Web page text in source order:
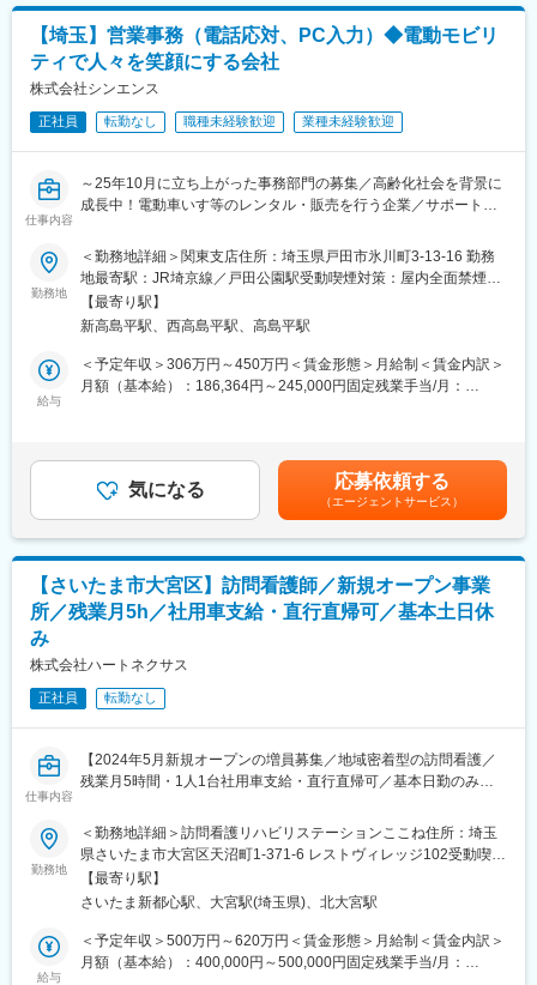
東京海上日動ベターライフサービスは、「東京海上グループの総
合介護事業会社」として設立されました。在宅介護サービス・サ
ービス付き高齢者向け住宅の運営、介護付有料老人ホームの企
画・販売・運営、法人・企業向けソリューションサービスの提供
をメインで展開しております。
変更の範囲：会社の定める業務
・広告効果の数値測定、反響シートや顧客名簿等のデータを用い
たPDCA実行
・カスタマーサポート部門と連携した問合せ数や入居契約率の分
析、改善提案
■組織構成
ら広告物の制作やWebディレクションを行っております。
OJTや社内外研修を通じて最新トレンドや業界知識の習得が可
能。未経験分野もフォロー体制あり。
■就業環境
土日祝休み・年間休日124日。
福利厚生も充実しています。
実績に応じてリーダーやマネージャー、経営企画職等へのキャリ
アアップが可能です。
今後のマーケティング戦略課をリードしていただける方を求めて
います。
■弊社について
学研ホールディングス傘下企業としての安定感！
で、2030年以降も積極投資を継続！
新しい価値創造を目指す企業です。
変更の範囲：会社の定める業務
【埼玉】営業事務（電話応対、PC入力）◆電動モビリ
ティで人々を笑顔にする会社
株式会社シンエンス
正社員 転勤なし 職種未経験歓迎 業種未経験歓迎
仕事内容
～25年10月に立ち上がった事務部門の募集／高齢化社会を背景に
成長中！電動車いす等のレンタル・販売を行う企業／サポート業
■業務内容：
電話応対・パソコン入力・請求管理・訪問日程調整といった事務
業務を行っていただきます。
■業務詳細：
・電話応対 （法人8割、個人2割）
※お相手は福祉用具取扱企業様がほとんどです。個人のお客様は当
・PCへのデータ入力（顧客管理ソフト使用）
・受発注業務
・得意先に対する請求管理
行っています。
■中途入社でご活躍されている方：
を活かし未経験からご活躍いただいている方が多くいます。
・旅行会社窓口業務
■当社の特徴・魅力 ：
業界でも珍しい、シニアカー、電動車いすを専門的に扱う企業と
して高い信頼を得ています。
その理由としては以下のような点が挙げられます。
・レンタル導入時のていないな安全運転指導
・専門スタッフによる上質な商品メンテナンス技術
勤務地
＜勤務地詳細＞関東支店住所：埼玉県戸田市氷川町3-13-16 勤務
地最寄駅：JR埼京線／戸田公園駅受動喫煙対策：屋内全面禁煙変
更の範囲：会社の定める事業所
【最寄り駅】
新高島平駅、西高島平駅、高島平駅
給与
＜予定年収＞306万円～450万円＜賃金形態＞月給制＜賃金内訳＞
月額（基本給）：186,364円～245,000円固定残業手当/月：
やスキルを考慮の上、当社規定により決定いたします。■昇給：年
1回■賞与：年2回■モデル年収：年収390万円／30歳主任／経験4
年年収320万円／24歳／経験1年賃金はあくまでも目安の金額であ
り、選考を通じて上下する可能性があります。月給(月額)は固定手
当を含めた表記です。
気になる 応募依頼する
（エージェントサービス）
【さいたま市大宮区】訪問看護師／新規オープン事業
所／残業月5h／社用車支給・直行直帰可／基本土日休
み
株式会社ハートネクサス
正社員 転勤なし
仕事内容
【2024年5月新規オープンの増員募集／地域密着型の訪問看護／
残業月5時間・1人1台社用車支給・直行直帰可／基本日勤のみ／
■業務概要：
当社が運営する訪問看護リハビリステーション「ここね」にて、
正看護師として利用者様のご自宅を訪問し、看護業務全般をお任
せします。新規立ち上げメンバーとして、地域の医療・福祉を支
えるやりがいあるポジションです。患者様とじっくり向き合い、
その方らしさを大切にしたケアを実現できます。
勤務地
＜勤務地詳細＞訪問看護リハビリステーションここね住所：埼玉
県さいたま市大宮区天沼町1-371-6 レストヴィレッジ102受動喫煙
対策：敷地内全面禁煙変更の範囲：無
【最寄り駅】
さいたま新都心駅、大宮駅(埼玉県)、北大宮駅
給与
＜予定年収＞500万円～620万円＜賃金形態＞月給制＜賃金内訳＞
月額（基本給）：400,000円～500,000円固定残業手当/月：